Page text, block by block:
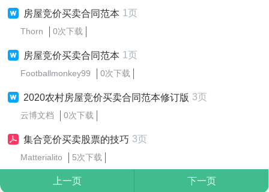
房屋竞价买卖合同范本 1页
Thorn 0次下载
房屋竞价买卖合同范本 1页
Footballmonkey99 0次下载
2020农村房屋竞价买卖合同范本修订版 3页
云博文档 0次下载
集合竞价买卖股票的技巧 3页
Matterialito 5次下载
上一页 下一页